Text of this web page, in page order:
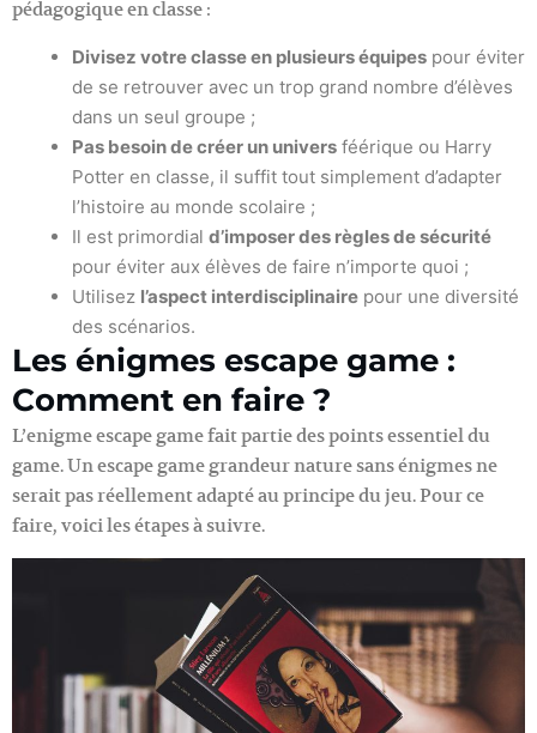
pédagogique en classe :
Divisez votre classe en plusieurs équipes pour éviter
de se retrouver avec un trop grand nombre d’élèves
dans un seul groupe ;
Pas besoin de créer un univers féérique ou Harry
Potter en classe, il suffit tout simplement d’adapter
l’histoire au monde scolaire ;
Il est primordial d’imposer des règles de sécurité
pour éviter aux élèves de faire n’importe quoi ;
Utilisez l’aspect interdisciplinaire pour une diversité
des scénarios.
Les énigmes escape game :
Comment en faire ?
L’enigme escape game fait partie des points essentiel du
game. Un escape game grandeur nature sans énigmes ne
serait pas réellement adapté au principe du jeu. Pour ce
faire, voici les étapes à suivre.